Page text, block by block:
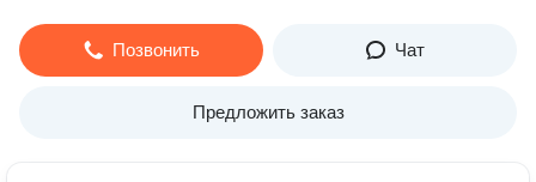
Позвонить Чат
Предложить заказ